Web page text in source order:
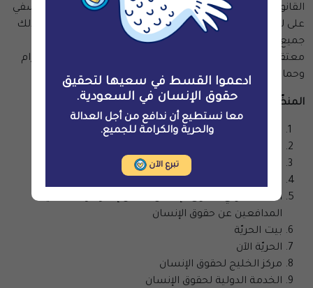
القانونيّة ورفع حظر السفر غير الرسمي المفروض بشكل تعسفي
على لجين الهذلول وأسرتها وأفراد أسر النشطاء الآخرين، وكذلك
جميع قرارات حظر السفر الذي فرضته المحاكم على كل من
معتقلي الرأي الحاليّين والسابقين. ويجب على السلطات احترام
وحماية الحق المعترف به دوليًّا في حريّة التنقّل.
المنظّمات الموقّعة:
القسط لحقوق الإنسان
المنظمة الأوروبيّة السعوديّة لحقوق الإنسان
الاتحاد الدولي لحقوق الإنسان، ضمن إطار مرصد حماية
المدافعين عن حقوق الإنسان
بيت الحريّة
الحريّة الآن
مركز الخليج لحقوق الإنسان
الخدمة الدولية لحقوق الإنسان
ادعموا القسط في سعيها لتحقيق
حقوق الإنسان في السعودية.
معا نستطيع أن ندافع من أجل العدالة
والحرية والكرامة للجميع.
تبرع الآن